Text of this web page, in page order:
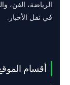
الرياضة، الفن،
في نقل الأخبار.
أقسام